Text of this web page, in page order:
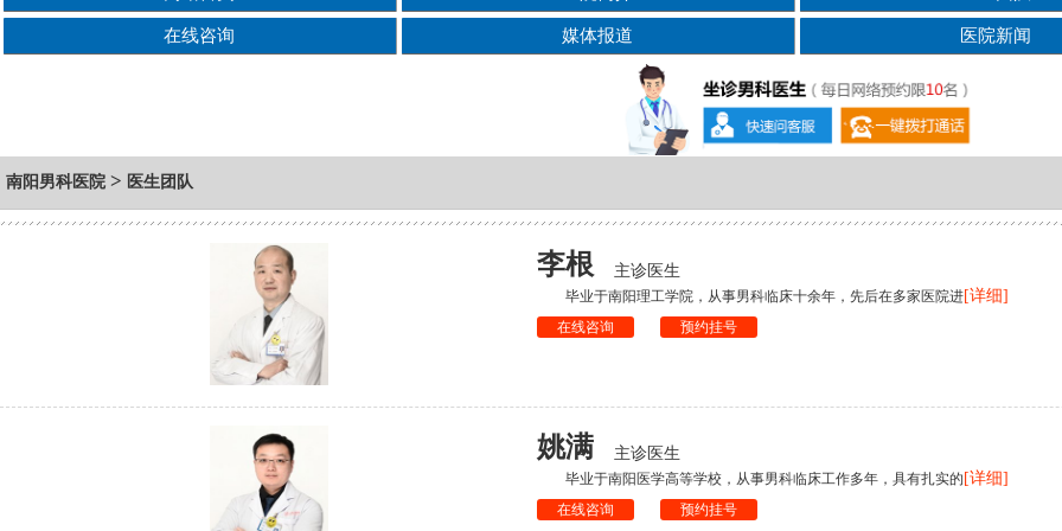
在线咨询 媒体报道 医院新闻
南阳男科医院 > 医生团队
李根 主诊医生
毕业于南阳理工学院，从事男科临床十余年，先后在多家医院进[详细]
在线咨询 预约挂号
姚满 主诊医生
毕业于南阳医学高等学校，从事男科临床工作多年，具有扎实的 [详细]
在线咨询 预约挂号